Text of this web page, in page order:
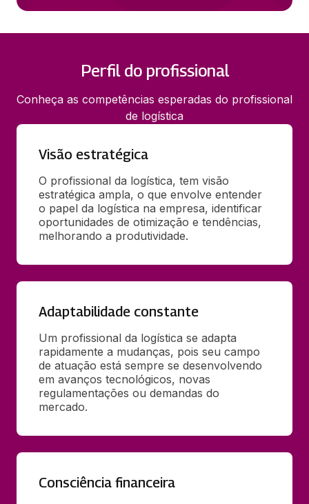
Perfil do profissional
Conheça as competências esperadas do profissional
de logística
Visão estratégica
O profissional da logística, tem visão
estratégica ampla, o que envolve entender
o papel da logística na empresa, identificar
oportunidades de otimização e tendências,
melhorando a produtividade.
Adaptabilidade constante
Um profissional da logística se adapta
rapidamente a mudanças, pois seu campo
de atuação está sempre se desenvolvendo
em avanços tecnológicos, novas
regulamentações ou demandas do
mercado.
Consciência financeira